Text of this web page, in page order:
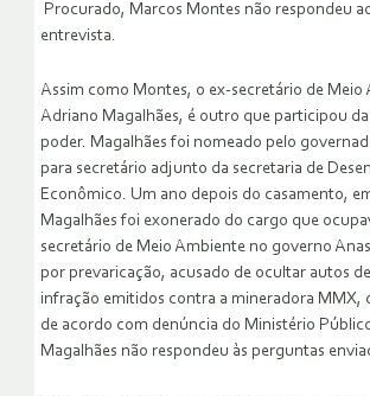
Procurado, Marcos Montes não respondeu
entrevista.
Assim como Montes, o ex-secretário de Meio
Adriano Magalhães, é outro que participou
poder. Magalhães foi nomeado pelo
para secretário adjunto da secretaria de
Econômico. Um ano depois do casamento,
Magalhães foi exonerado do cargo que
secretário de Meio Ambiente no governo
por prevaricação, acusado de ocultar autos
infração emitidos contra a mineradora MMX,
de acordo com denúncia do Ministério
Magalhães não respondeu às perguntas